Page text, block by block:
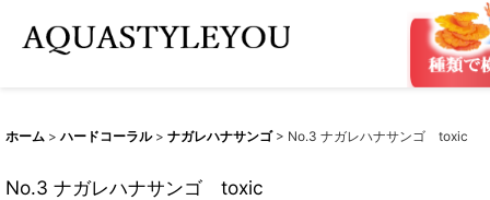
ホーム > ハードコーラル > ナガレハナサンゴ > No.3 ナガレハナサンゴ toxic
No.3 ナガレハナサンゴ toxic